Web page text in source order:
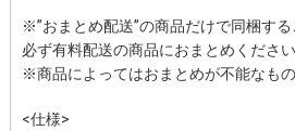
※”おまとめ配送”の商品だけで同梱する
必ず有料配送の商品におまとめください
※商品によってはおまとめが不能なもの
<仕様>